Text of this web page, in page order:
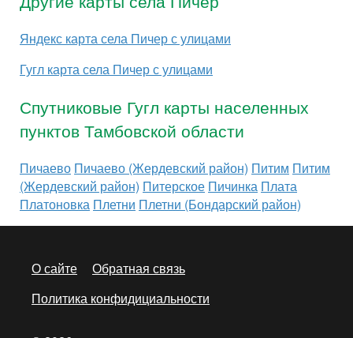
Яндекс карта села Пичер с улицами
Гугл карта села Пичер с улицами
Спутниковые Гугл карты населенных
пунктов Тамбовской области
Пичаево Пичаево (Жердевский район) Питим Питим
(Жердевский район) Питерское Пичинка Плата
Платоновка Плетни Плетни (Бондарский район)
О сайте
Обратная связь
Политика конфидициальности